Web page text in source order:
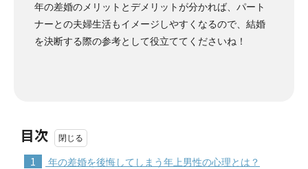
年の差婚のメリットとデメリットが分かれば、パート
ナーとの夫婦生活もイメージしやすくなるので、結婚
を決断する際の参考として役立ててくださいね！
目次
1 年の差婚を後悔してしまう年上男性の心理とは？